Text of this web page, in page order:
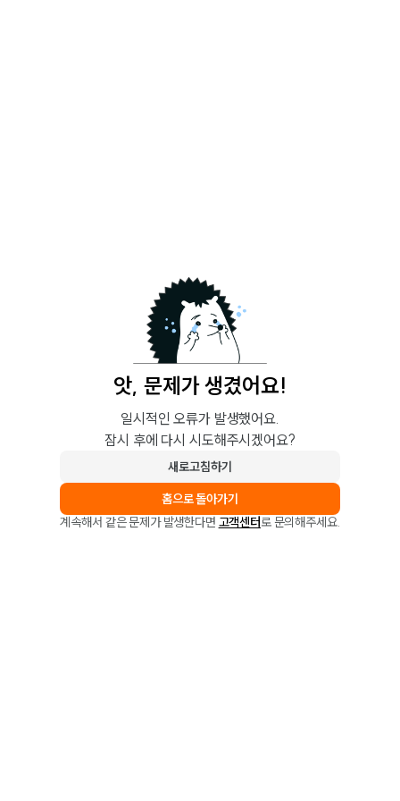
앗, 문제가 생겼어요!
일시적인 오류가 발생했어요.
잠시 후에 다시 시도해주시겠어요?
새로고침하기
홈으로 돌아가기
계속해서 같은 문제가 발생한다면 고객센터로 문의해주세요.